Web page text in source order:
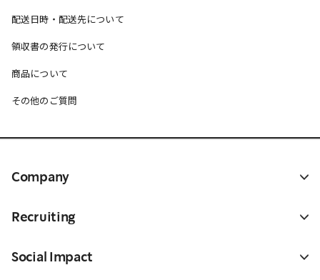
配送日時・配送先について
領収書の発行について
商品について
その他のご質問
Company
Recruiting
Social Impact